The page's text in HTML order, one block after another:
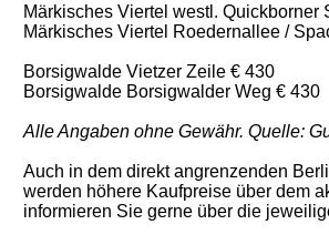
Märkisches Viertel westl. Quickborner
Märkisches Viertel Roedernallee /
Borsigwalde Vietzer Zeile € 430
Borsigwalde Borsigwalder Weg € 430
Alle Angaben ohne Gewähr. Quelle:
Auch in dem direkt angrenzenden
werden höhere Kaufpreise über dem
informieren Sie gerne über die